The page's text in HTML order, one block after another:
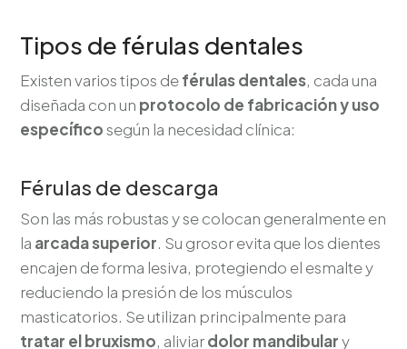
Tipos de férulas dentales
Existen varios tipos deférulas dentales, cada una
diseñada con un protocolo de fabricación y uso
específicosegún la necesidad clínica:
Férulas de descarga
Son las más robustas y se colocan generalmente en
la arcada superior. Su grosor evita que los dientes
encajen de forma lesiva, protegiendo el esmalte y
reduciendo la presión de los músculos
masticatorios. Se utilizan principalmente para
tratar el bruxismo, aliviardolor mandibulary